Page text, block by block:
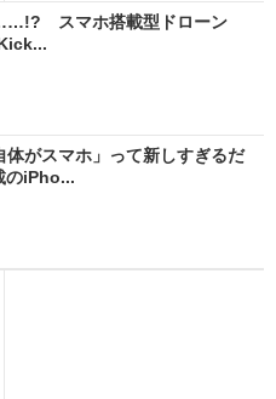
スマホ搭載型ドローン
体がスマホ」って新しすぎるだ
iPho...